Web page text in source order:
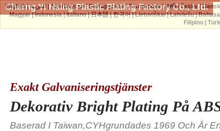
Cherng Yi Hsing Plastic Plating Factory Co., Ltd.
Exakt Galvaniseringstjänster
Dekorativ Bright Plating På
Baserad I Taiwan,CYHgrundades 1969 Och Är
English|العربية |Azərbaycan|Беларуская|Български|বাঙ্গালী|česky|
Magyar|Indonesia|Italiano|日本語|한국어|Lietuviškai|Latviešu|
Filipino|